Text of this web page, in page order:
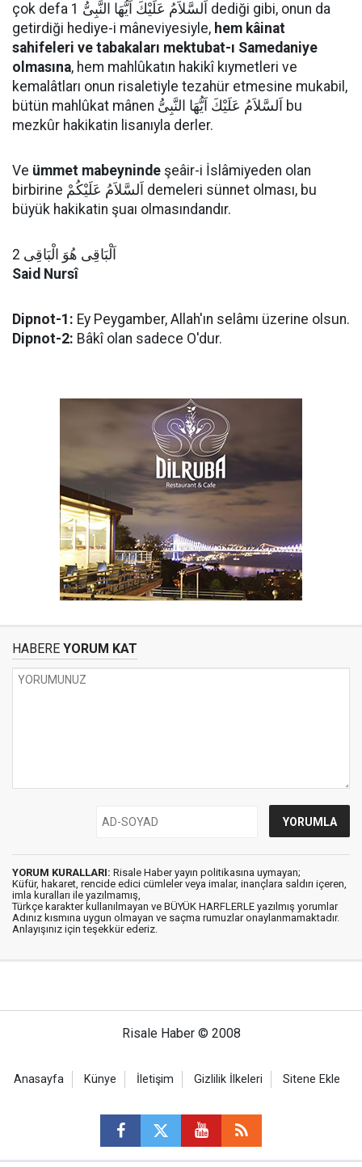
çok defa اَلسَّلاَمُ عَلَيْكَ اَيُّهَا النَّبِىُّ 1 dediği gibi, onun da
getirdiği hediye-i mâneviyesiyle, hem kâinat
sahifeleri ve tabakaları mektubat-ı Samedaniye
olmasına, hem mahlûkatın hakikî kıymetleri ve
kemalâtları onun risaletiyle tezahür etmesine mukabil,
bütün mahlûkat mânen اَلسَّلاَمُ عَلَيْكَ اَيُّهَا النَّبِىُّ bu
mezkûr hakikatin lisanıyla derler.
Ve ümmet mabeyninde şeâir-i İslâmiyeden olan
birbirine اَلسَّلاَمُ عَلَيْكُمْ demeleri sünnet olması, bu
büyük hakikatin şuaı olmasındandır.
اَلْبَاقِى هُوَ الْبَاقِى 2
Said Nursî
Dipnot-1: Ey Peygamber, Allah'ın selâmı üzerine olsun.
Dipnot-2: Bâkî olan sadece O'dur.
HABERE YORUM KAT
YORUM KURALLARI: Risale Haber yayın politikasına uymayan;
Küfür, hakaret, rencide edici cümleler veya imalar, inançlara saldırı içeren,
imla kuralları ile yazılmamış,
Türkçe karakter kullanılmayan ve BÜYÜK HARFLERLE yazılmış yorumlar
Adınız kısmına uygun olmayan ve saçma rumuzlar onaylanmamaktadır.
Anlayışınız için teşekkür ederiz.
Risale Haber © 2008
Anasayfa Künye İletişim Gizlilik İlkeleri Sitene Ekle